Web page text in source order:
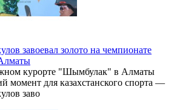
завоевал золото на чемпионате
курорте "Шымбулак" в Алматы
момент для казахстанского спорта —
заво